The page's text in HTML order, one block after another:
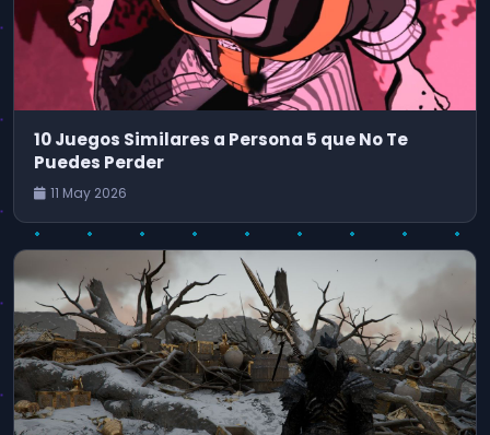
10 Juegos Similares a Persona 5 que No Te
Puedes Perder
11 May 2026